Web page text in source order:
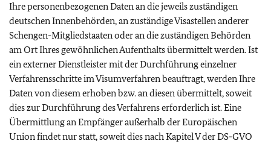
Ihre personenbezogenen Daten an die jeweils zuständigen
deutschen Innenbehörden, an zuständige Visastellen anderer
Schengen-Mitgliedstaaten oder an die zuständigen Behörden
am Ort Ihres gewöhnlichen Aufenthalts übermittelt werden. Ist
ein externer Dienstleister mit der Durchführung einzelner
Verfahrensschritte im Visumverfahren beauftragt, werden Ihre
Daten von diesem erhoben bzw. an diesen übermittelt, soweit
dies zur Durchführung des Verfahrens erforderlich ist. Eine
Übermittlung an Empfänger außerhalb der Europäischen
Union findet nur statt, soweit dies nach Kapitel V der DS-GVO